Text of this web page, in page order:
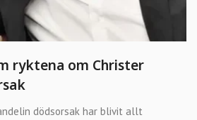
ryktena om Christer
dödsorsak har blivit allt